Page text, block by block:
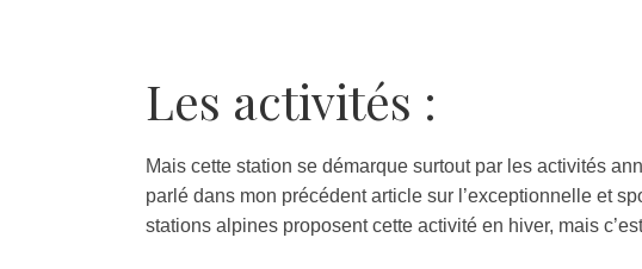
Les activités :
Mais cette station se démarque surtout par les activités
parlé dans mon précédent article sur l’exceptionnelle et
stations alpines proposent cette activité en hiver, mais